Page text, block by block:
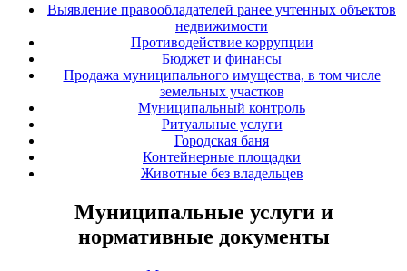
Выявление правообладателей ранее учтенных объектов
недвижимости
Противодействие коррупции
Бюджет и финансы
Продажа муниципального имущества, в том числе
земельных участков
Муниципальный контроль
Ритуальные услуги
Городская баня
Контейнерные площадки
Животные без владельцев
Муниципальные услуги и
нормативные документы